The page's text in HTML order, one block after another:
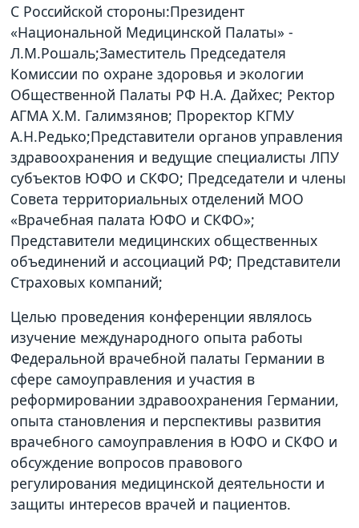
С Российской стороны:Президент
«Национальной Медицинской Палаты» -
Л.М.Рошаль;Заместитель Председателя
Комиссии по охране здоровья и экологии
Общественной Палаты РФ Н.А. Дайхес; Ректор
АГМА Х.М. Галимзянов; Проректор КГМУ
А.Н.Редько;Представители органов управления
здравоохранения и ведущие специалисты ЛПУ
субъектов ЮФО и СКФО; Председатели и члены
Совета территориальных отделений МОО
«Врачебная палата ЮФО и СКФО»;
Представители медицинских общественных
объединений и ассоциаций РФ; Представители
Страховых компаний;
Целью проведения конференции являлось
изучение международного опыта работы
Федеральной врачебной палаты Германии в
сфере самоуправления и участия в
реформировании здравоохранения Германии,
опыта становления и перспективы развития
врачебного самоуправления в ЮФО и СКФО и
обсуждение вопросов правового
регулирования медицинской деятельности и
защиты интересов врачей и пациентов.